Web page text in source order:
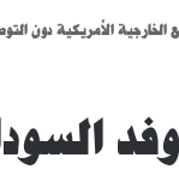
الخارجية الأمريكية دون